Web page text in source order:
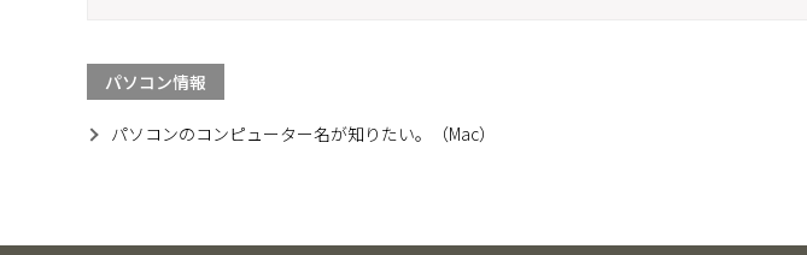
パソコン情報
パソコンのコンピューター名が知りたい。（Mac）